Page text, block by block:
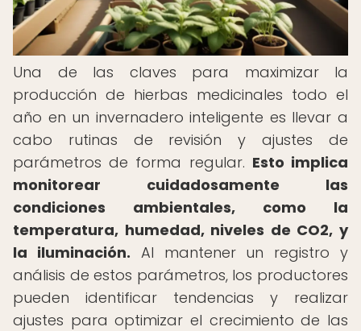
Una de las claves para maximizar la
producción de hierbas medicinales todo el
año en un invernadero inteligente es llevar a
cabo rutinas de revisión y ajustes de
parámetros de forma regular. Esto implica
monitorear cuidadosamente las
condiciones ambientales, como la
temperatura, humedad, niveles de CO2, y
la iluminación. Al mantener un registro y
análisis de estos parámetros, los productores
pueden identificar tendencias y realizar
ajustes para optimizar el crecimiento de las